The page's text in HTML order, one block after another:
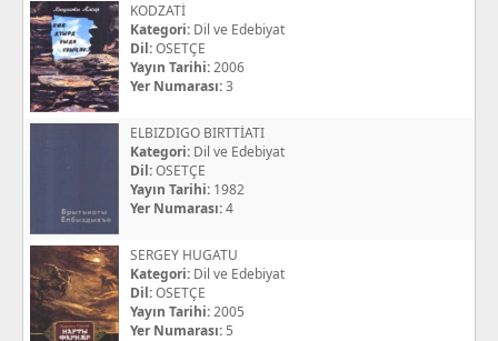
KODZATİ
Kategori: Dil ve Edebiyat
Dil:OSETÇE
Yayın Tarihi:2006
Yer Numarası:3
ELBIZDIGO BIRTTİATI
Kategori: Dil ve Edebiyat
Dil:OSETÇE
Yayın Tarihi: 1982
Yer Numarası:4
SERGEY HUGATU
Kategori: Dil ve Edebiyat
Dil:OSETÇE
Yayın Tarihi:2005
Yer Numarası: 5